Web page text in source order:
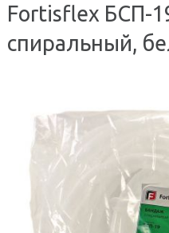
Fortisflex БСП-
спиральный,